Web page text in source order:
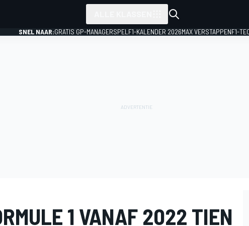
SNEL NAAR:GRATIS GP-MANAGERSPEL F1-KALENDER 2026MAX VERSTAPPENF1-
1 VANAF 2022 TIEN